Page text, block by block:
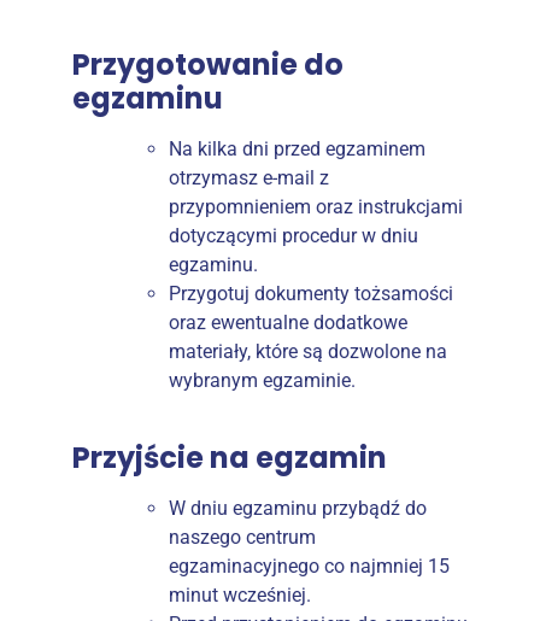
Przygotowanie do
egzaminu
Na kilka dni przed egzaminem
otrzymasz e-mail z
przypomnieniem oraz instrukcjami
dotyczącymi procedur w dniu
egzaminu.
Przygotuj dokumenty tożsamości
oraz ewentualne dodatkowe
materiały, które są dozwolone na
wybranym egzaminie.
Przyjście na egzamin
W dniu egzaminu przybądź do
naszego centrum
egzaminacyjnego co najmniej 15
minut wcześniej.